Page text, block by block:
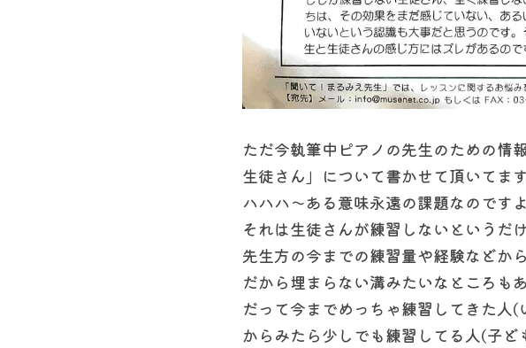
ただ今執筆中ピアノの先生のための情
生徒さん」について書かせて頂いてます
ハハハ〜ある意味永遠の課題なのですよ
それは生徒さんが練習しないというだ
先生方の今までの練習量や経験などか
だから埋まらない溝みたいなところもあ
だって今までめっちゃ練習してきた人
からみたら少しでも練習してる人(子